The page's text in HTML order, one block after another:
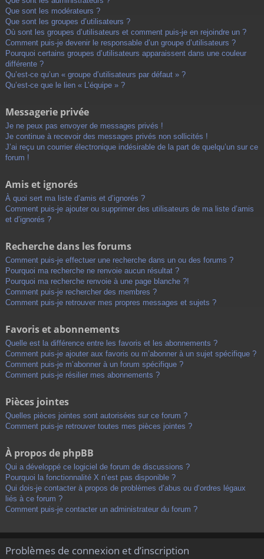
Que sont les modérateurs ?
Que sont les groupes d’utilisateurs ?
Où sont les groupes d’utilisateurs et comment puis-je en rejoindre un ?
Comment puis-je devenir le responsable d’un groupe d’utilisateurs ?
Pourquoi certains groupes d’utilisateurs apparaissent dans une couleur
différente ?
Qu’est-ce qu’un « groupe d’utilisateurs par défaut » ?
Qu’est-ce que le lien « L’équipe » ?
Messagerie privée
Je ne peux pas envoyer de messages privés !
Je continue à recevoir des messages privés non sollicités !
J’ai reçu un courrier électronique indésirable de la part de quelqu’un sur ce
forum !
Amis et ignorés
À quoi sert ma liste d’amis et d’ignorés ?
Comment puis-je ajouter ou supprimer des utilisateurs de ma liste d’amis
et d’ignorés ?
Recherche dans les forums
Comment puis-je effectuer une recherche dans un ou des forums ?
Pourquoi ma recherche ne renvoie aucun résultat ?
Pourquoi ma recherche renvoie à une page blanche ?!
Comment puis-je rechercher des membres ?
Comment puis-je retrouver mes propres messages et sujets ?
Favoris et abonnements
Quelle est la différence entre les favoris et les abonnements ?
Comment puis-je ajouter aux favoris ou m’abonner à un sujet spécifique ?
Comment puis-je m’abonner à un forum spécifique ?
Comment puis-je résilier mes abonnements ?
Pièces jointes
Quelles pièces jointes sont autorisées sur ce forum ?
Comment puis-je retrouver toutes mes pièces jointes ?
À propos de phpBB
Qui a développé ce logiciel de forum de discussions ?
Pourquoi la fonctionnalité X n’est pas disponible ?
Qui dois-je contacter à propos de problèmes d’abus ou d’ordres légaux
liés à ce forum ?
Comment puis-je contacter un administrateur du forum ?
Problèmes de connexion et d’inscription